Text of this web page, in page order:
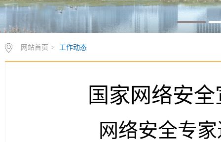
网站首页 > 工作动态
国家网络安
网络安全专